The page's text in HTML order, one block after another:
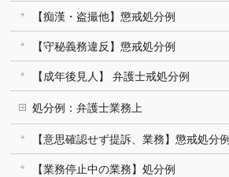
【痴漢・盗撮他】懲戒処分例
【守秘義務違反】懲戒処分例
【成年後見人】 弁護士戒処分例
処分例：弁護士業務上
【意思確認せず提訴、業務】懲戒処分例
【業務停止中の業務】処分例